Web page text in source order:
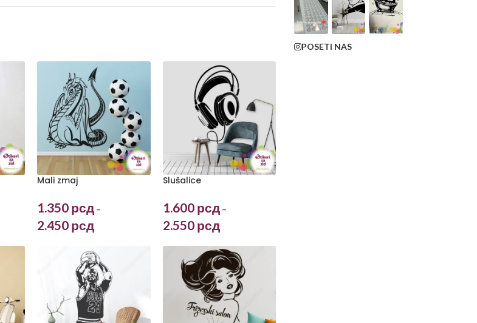
Mali zmaj
1.350 рсд –
2.450 рсд
Slušalice
1.600 рсд –
2.550 рсд
POSETI NAS